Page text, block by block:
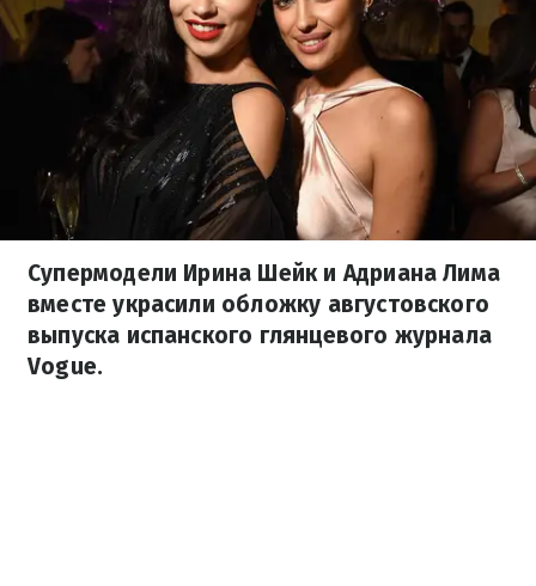
Супермодели Ирина Шейк и Адриана Лима
вместе украсили обложку августовского
выпуска испанского глянцевого журнала
Vogue.